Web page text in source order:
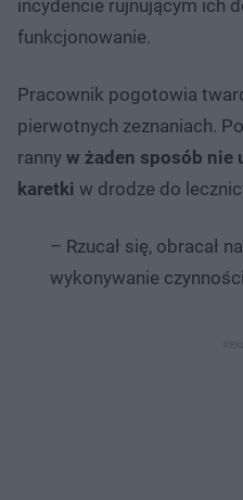
incydencie rujnującym ich
funkcjonowanie.
Pracownik pogotowia
pierwotnych zeznaniach.
ranny w żaden sposób nie
karetki w drodze do
– Rzucał się, obracał
wykonywanie